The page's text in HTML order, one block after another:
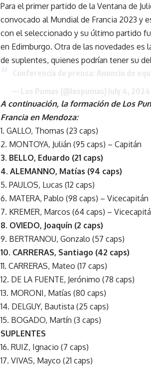
Para el primer partido de la Ventana de
convocado al Mundial de Francia 2023 y
con el seleccionado y su último partido
en Edimburgo. Otra de las novedades es
de suplentes, quienes podrían tener su
A continuación, la formación de Los
Francia en Mendoza:
1. GALLO, Thomas (23 caps)
2. MONTOYA, Julián (95 caps) – Capitán
3. BELLO, Eduardo (21 caps)
4. ALEMANNO, Matías (94 caps)
5. PAULOS, Lucas (12 caps)
6. MATERA, Pablo (98 caps) – Vicecapitán
7. KREMER, Marcos (64 caps) –
8. OVIEDO, Joaquín (2 caps)
9. BERTRANOU, Gonzalo (57 caps)
10. CARRERAS, Santiago (42 caps)
11. CARRERAS, Mateo (17 caps)
12. DE LA FUENTE, Jerónimo (78 caps)
13. MORONI, Matías (80 caps)
14. DELGUY, Bautista (25 caps)
15. BOGADO, Martín (3 caps)
SUPLENTES
16. RUIZ, Ignacio (7 caps)
17. VIVAS, Mayco (21 caps)